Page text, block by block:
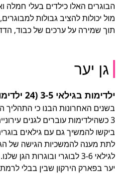
הבוגרים האלו כילדים בעלי
מול יכולות להציב גבולות למבוגרים,
תוך שמירה על ערכים של כבוד,
גן יער
ילדימות בגילאי 3-5 (24 ילדימות עם 3 מחנכות)
בשנים האחרונות הבנו כי התהליך
3 כשהילדימות עוברים לגנים
ביקשו להמשיך גם עם גילאים
לתת מענה להמשכיות הגישה של
לגילאי 3-6 לבוגרי ובוגרות
יער בפארק הירקון שבין בבלי